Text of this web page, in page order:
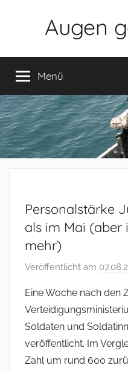
Augen
Menü
Personalstärke
als im Mai (aber
mehr)
Veröffentlicht am
Eine Woche nach den
Soldaten und
veröffentlicht. Im
Zahl um rund 600